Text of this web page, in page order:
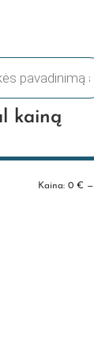
kainą
Kaina: 0 € —